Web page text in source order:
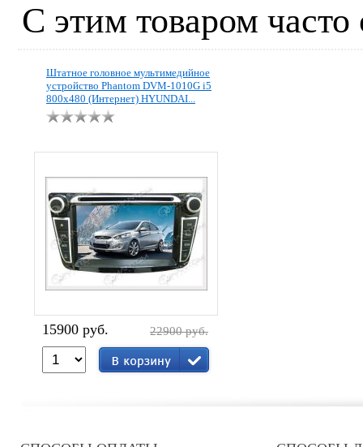
С этим товаром часто
Штатное головное мультимедийное
устройство Phantom DVM-1010G i5
800x480 (Интернет) HYUNDAI...
15900 руб. 22900 руб.